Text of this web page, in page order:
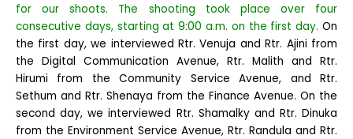
for our shoots. The shooting took place over four
consecutive days, starting at 9:00 a.m. on the first day. On
the first day, we interviewed Rtr. Venuja and Rtr. Ajini from
the Digital Communication Avenue, Rtr. Malith and Rtr.
Hirumi from the Community Service Avenue, and Rtr.
Sethum and Rtr. Shenaya from the Finance Avenue. On the
second day, we interviewed Rtr. Shamalky and Rtr. Dinuka
from the Environment Service Avenue, Rtr. Randula and Rtr.